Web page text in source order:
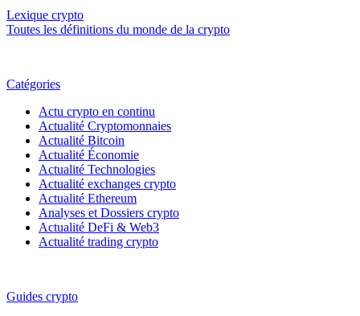
Lexique crypto
Toutes les définitions du monde de la crypto
Catégories
Actu crypto en continu
Actualité Cryptomonnaies
Actualité Bitcoin
Actualité Économie
Actualité Technologies
Actualité exchanges crypto
Actualité Ethereum
Analyses et Dossiers crypto
Actualité DeFi & Web3
Actualité trading crypto
Guides crypto